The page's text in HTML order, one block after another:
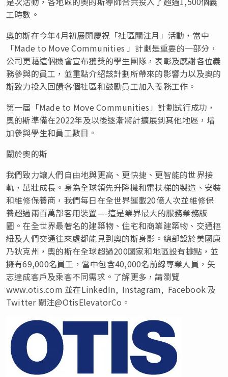
工時數。
奧的斯在今年4月初展開慶祝「社區關注月」活動，當中
「Made to Move Communities 」計劃是重要的一部分，
公司更藉這個機會宣布獲獎的學生團隊，表彰及感謝各位義
務參與的員工，並重點介紹該計劃所帶來的影響力以及奧的
斯致力投入回饋各個社區和鼓勵員工加入義務工作。
第一届「Made to Move Communities」計劃試行成功，
奧的斯準備在2022年及以後逐漸將計擴展到其他地區，增
加參與學生和員工數目。
關於奧的斯
我們致力讓人們自由地與更高、更快捷、更智能的世界接
軌，茁壯成長。身為全球領先升降機和電扶梯的製造、安裝
和維修保養商，我們每日在全世界運載20億人次並維修保
養超過兩百萬部客用裝置—-這是業界最大的服務業務版
圖。在全世界最著名的建築物、住宅和商業建築物、交通樞
紐及人們交通往來處都能見到奧的斯身影。總部設於美國康
乃狄克州，奧的斯在全球超過200國家和地區設有據點，並
擁有69,000名員工，當中包含40,000名前線專業人員，矢
志達成客戶及乘客不同需求。了解更多，請瀏覽
www.otis.com 並在LinkedIn, Instagram, Facebook 及
Twitter 關注@OtisElevatorCo。